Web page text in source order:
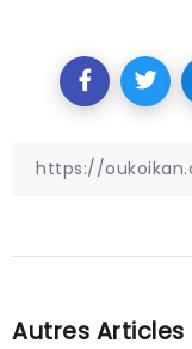
Autres Articles